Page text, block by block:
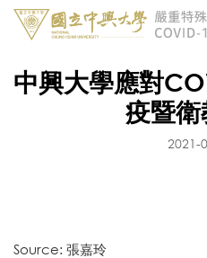
中興大學應對
疫暨
2021-
Source: 張嘉玲